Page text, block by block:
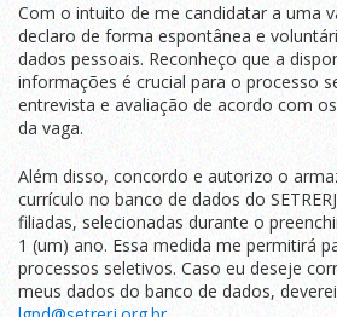
Com o intuito de me candidatar a uma
declaro de forma espontânea e
dados pessoais. Reconheço que a
informações é crucial para o processo
entrevista e avaliação de acordo com
da vaga.
Além disso, concordo e autorizo o
currículo no banco de dados do
filiadas, selecionadas durante o
1 (um) ano. Essa medida me permitirá
processos seletivos. Caso eu deseje
meus dados do banco de dados,